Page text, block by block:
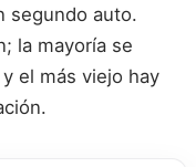
segundo auto.
la mayoría se
el más viejo hay